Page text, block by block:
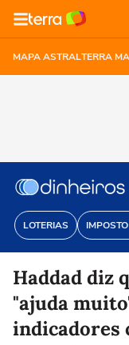
MAPA ASTRALTERRA
LOTERIAS
Haddad diz
"ajuda
indicadores